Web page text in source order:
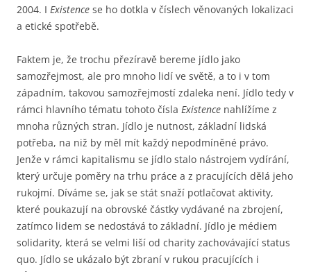
2004. I Existence se ho dotkla v číslech věnovaných lokalizaci
a etické spotřebě.
Faktem je, že trochu přezíravě bereme jídlo jako
samozřejmost, ale pro mnoho lidí ve světě, a to i v tom
západním, takovou samozřejmostí zdaleka není. Jídlo tedy v
rámci hlavního tématu tohoto čísla Existence nahlížíme z
mnoha různých stran. Jídlo je nutnost, základní lidská
potřeba, na niž by měl mít každý nepodmíněné právo.
Jenže v rámci kapitalismu se jídlo stalo nástrojem vydírání,
který určuje poměry na trhu práce a z pracujících dělá jeho
rukojmí. Díváme se, jak se stát snaží potlačovat aktivity,
které poukazují na obrovské částky vydávané na zbrojení,
zatímco lidem se nedostává to základní. Jídlo je médiem
solidarity, která se velmi liší od charity zachovávající status
quo. Jídlo se ukázalo být zbraní v rukou pracujících i